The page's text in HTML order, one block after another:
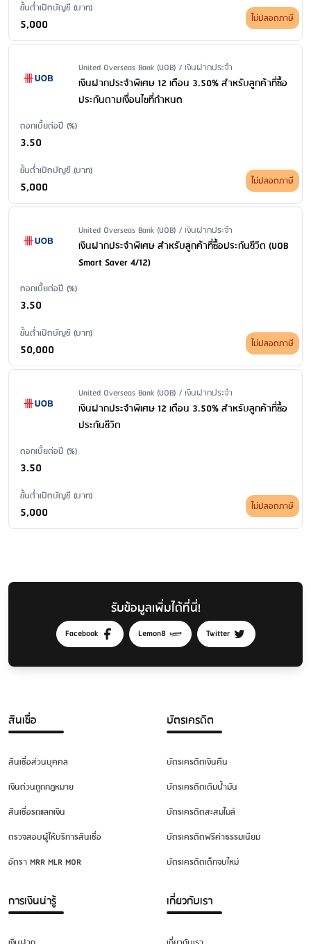
ขั้นต่ำเปิดบัญชี (บาท)
5,000 ไม่ปลอดภาษี
Issuer Name / Financial Product Type
United Overseas Bank (UOB) / เงินฝากประจำ
เงินฝากประจำพิเศษ 12 เดือน 3.50% สำหรับลูกค้าที่ซื้อ
ประกันตามเงื่อนไขที่กำหนด
ดอกเบี้ยต่อปี (%)
3.50
ขั้นต่ำเปิดบัญชี (บาท)
5,000 ไม่ปลอดภาษี
Issuer Name / Financial Product Type
United Overseas Bank (UOB) / เงินฝากประจำ
เงินฝากประจำพิเศษ สำหรับลูกค้าที่ซื้อประกันชีวิต (UOB
Smart Saver 4/12)
ดอกเบี้ยต่อปี (%)
3.50
ขั้นต่ำเปิดบัญชี (บาท)
50,000 ไม่ปลอดภาษี
Issuer Name / Financial Product Type
United Overseas Bank (UOB) / เงินฝากประจำ
เงินฝากประจำพิเศษ 12 เดือน 3.50% สำหรับลูกค้าที่ซื้อ
ประกันชีวิต
ดอกเบี้ยต่อปี (%)
3.50
ขั้นต่ำเปิดบัญชี (บาท)
5,000 ไม่ปลอดภาษี
รับข้อมูลเพิ่มได้ที่นี่!
Facebook Lemon8 Twitter
สินเชื่อ
สินเชื่อส่วนบุคคล
เงินด่วนถูกกฎหมาย
สินเชื่อรถแลกเงิน
ตรวจสอบผู้ให้บริการสินเชื่อ
อัตรา MRR MLR MOR
บัตรเครดิต
บัตรเครดิตเงินคืน
บัตรเครดิตเติมน้ำมัน
บัตรเครดิตสะสมไมล์
บัตรเครดิตฟรีค่าธรรมเนียม
บัตรเครดิตเด็กจบใหม่
การเงินน่ารู้ เกี่ยวกับเรา